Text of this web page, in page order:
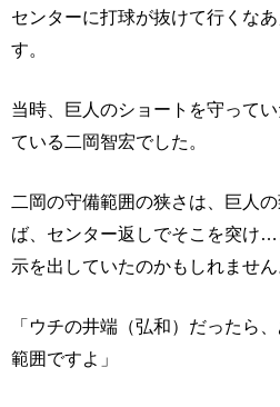
センターに打球が抜けて行くな
す。
当時、巨人のショートを守って
ている二岡智宏でした。
二岡の守備範囲の狭さは、巨人
ば、センター返しでそこを突け
示を出していたのかもしれません
「ウチの井端（弘和）だったら
範囲ですよ」